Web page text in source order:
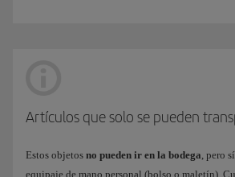
Artículos que solo se pueden
Estos objetos no pueden ir en la bodega, pero
equipaje de mano personal (bolso o maletín).